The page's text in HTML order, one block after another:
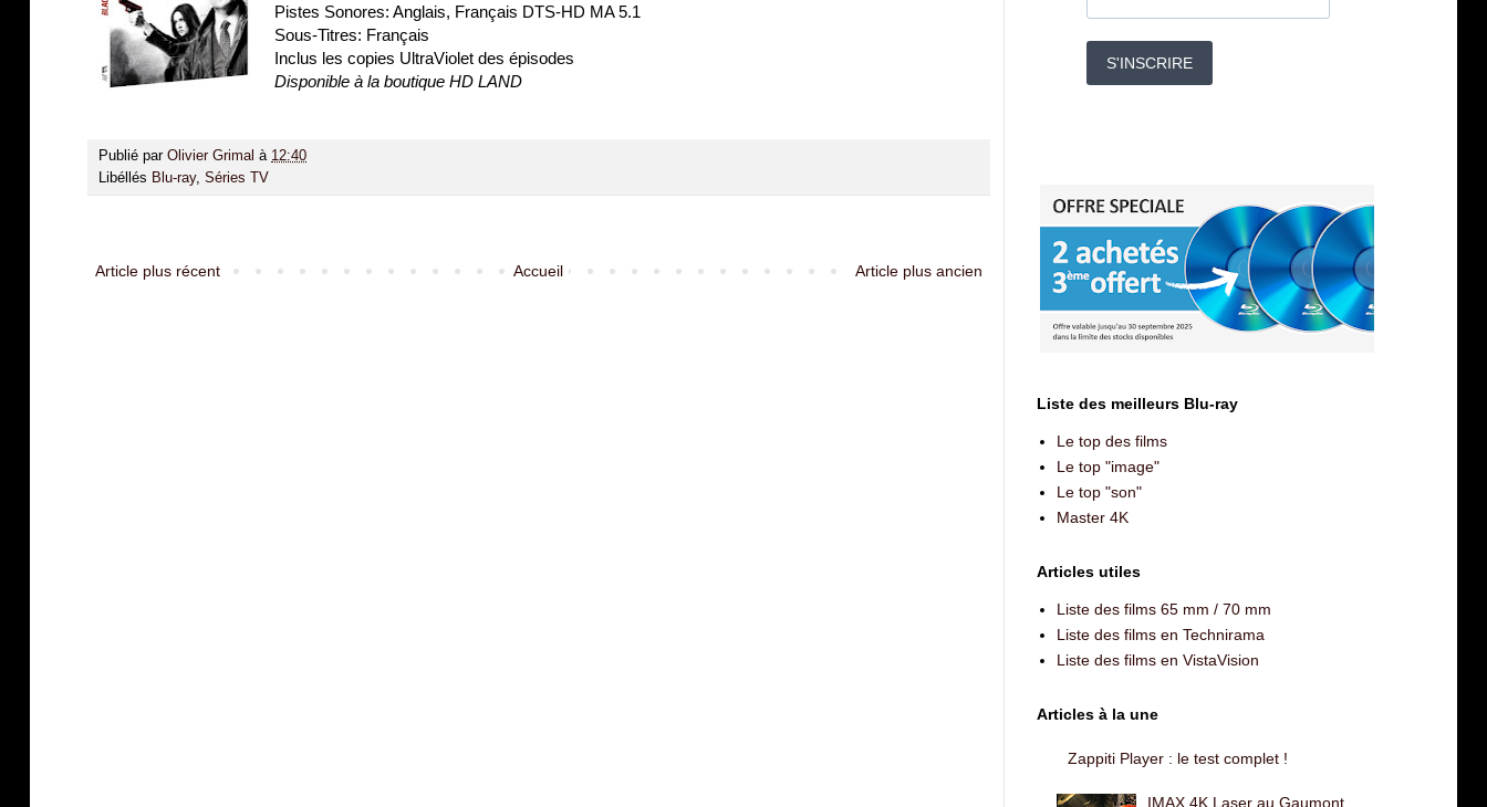
Pistes Sonores: Anglais, Français DTS-HD MA 5.1
Sous-Titres: Français
Inclus les copies UltraViolet des épisodes
Disponible à la boutique HD LAND
Publié par Olivier Grimal à 12:40
Libéllés Blu-ray, Séries TV
Article plus récent Article plus ancien
Accueil
S'INSCRIRE
Liste des meilleurs Blu-ray
Le top des films
Le top "image"
Le top "son"
Master 4K
Articles utiles
Liste des films 65 mm / 70 mm
Liste des films en Technirama
Liste des films en VistaVision
Articles à la une
Zappiti Player : le test complet !
IMAX 4K Laser au Gaumont